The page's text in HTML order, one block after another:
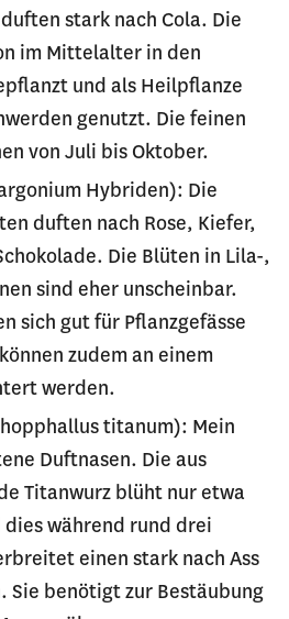
stark nach Cola. Die
im Mittelalter in den
und als Heilpflanze
genutzt. Die feinen
von Juli bis Oktober.
Hybriden): Die
duften nach Rose, Kiefer,
Die Blüten in Lila-,
sind eher unscheinbar.
sich gut für Pflanzgefässe
zudem an einem
werden.
titanum): Mein
Duftnasen. Die aus
Titanwurz blüht nur etwa
während rund drei
einen stark nach Ass
Sie benötigt zur Bestäubung